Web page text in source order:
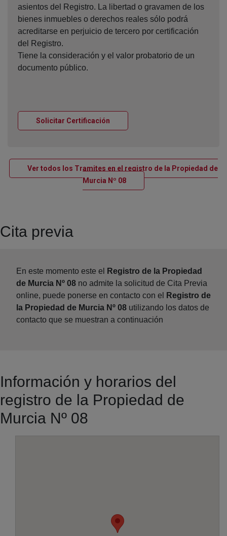
asientos del Registro. La libertad o gravamen de los
bienes inmuebles o derechos reales sólo podrá
acreditarse en perjuicio de tercero por certificación
del Registro.
Tiene la consideración y el valor probatorio de un
documento público.
Solicitar Certificación
Ver todos los Tramites en el registro de la Propiedad de
Murcia Nº 08Ventana nueva
Cita previa
En este momento este el
Registro de la Propiedad
de Murcia Nº 08 no admite la solicitud de Cita Previa
online, puede ponerse en contacto con el
Registro de
la Propiedad de Murcia Nº 08 utilizando los datos de
contacto que se muestran a continuación
Información y horarios del
registro de la Propiedad de
Murcia Nº 08